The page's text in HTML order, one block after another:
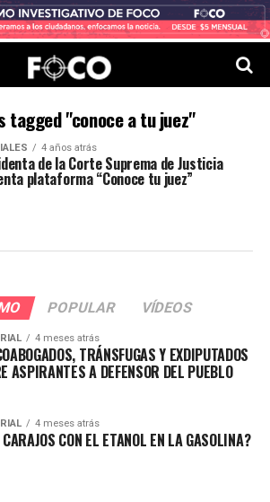
tagged "conoce a tu juez"
4 años atrás
de la Corte Suprema de Justicia
plataforma “Conoce tu juez”
POPULAR VÍDEOS
4 meses atrás
TRÁNSFUGAS Y EXDIPUTADOS
ASPIRANTES A DEFENSOR DEL PUEBLO
4 meses atrás
CARAJOS CON EL ETANOL EN LA GASOLINA?